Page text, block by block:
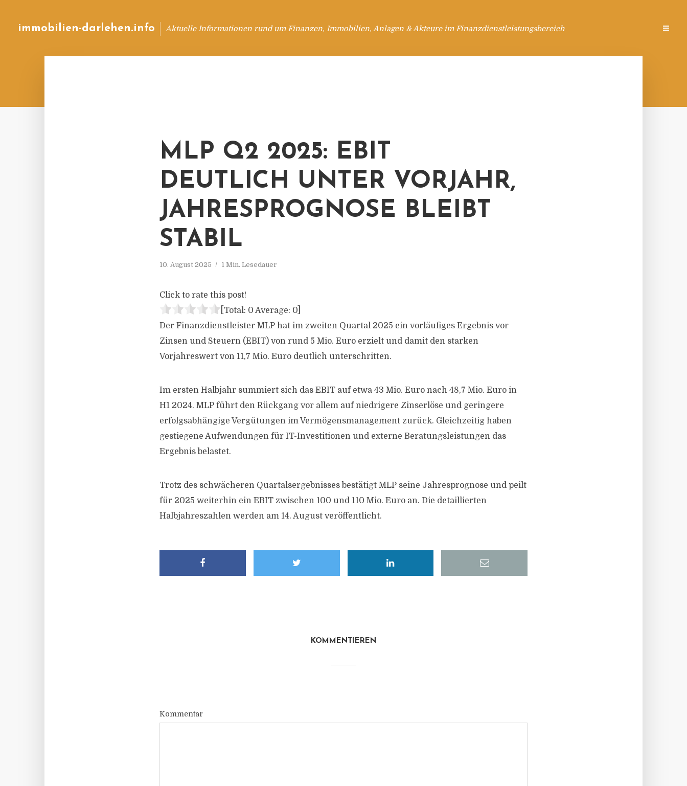
immobilien-darlehen.info Aktuelle Informationen rund um Finanzen, Immobilien, Anlagen & Akteure im Finanzdienstleistungsbereich
MLP Q2 2025: EBIT
DEUTLICH UNTER VORJAHR,
JAHRESPROGNOSE BLEIBT
STABIL
10. August 2025 1 Min. Lesedauer
Click to rate this post!
[Total: 0 Average: 0
Der Finanzdienstleister MLP hat im zweiten Quartal 2025 ein vorläufiges Ergebnis vor
Zinsen und Steuern (EBIT) von rund 5 Mio. Euro erzielt und damit den starken
Vorjahreswert von 11,7 Mio. Euro deutlich unterschritten.
Im ersten Halbjahr summiert sich das EBIT auf etwa 43 Mio. Euro nach 48,7 Mio. Euro in
H1 2024. MLP führt den Rückgang vor allem auf niedrigere Zinserlöse und geringere
erfolgsabhängige Vergütungen im Vermögensmanagement zurück. Gleichzeitig haben
gestiegene Aufwendungen für IT-Investitionen und externe Beratungsleistungen das
Ergebnis belastet.
Trotz des schwächeren Quartalsergebnisses bestätigt MLP seine Jahresprognose und peilt
für 2025 weiterhin ein EBIT zwischen 100 und 110 Mio. Euro an. Die detaillierten
Halbjahreszahlen werden am 14. August veröffentlicht.
KOMMENTIEREN
Kommentar